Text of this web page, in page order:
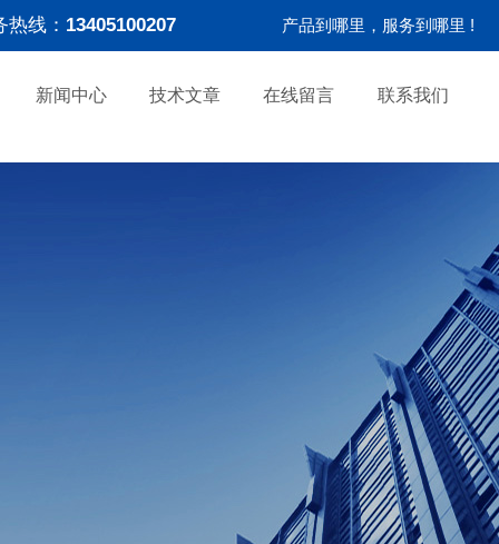
热线： 13405100207 产品到哪里，服务到哪里 !
新闻中心 技术文章 在线留言 联系我们